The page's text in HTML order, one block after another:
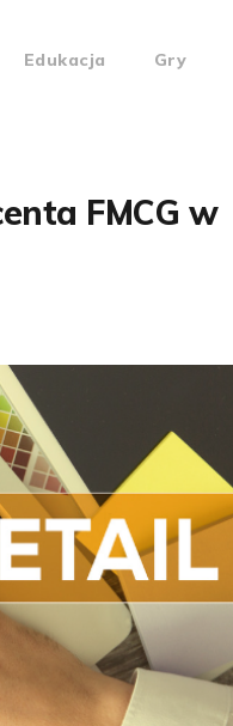
Edukacja Gry
FMCG w